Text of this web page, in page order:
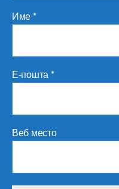
Име*
Е-пошта*
Веб место